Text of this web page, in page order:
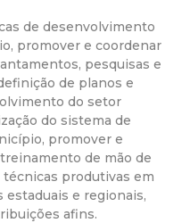
de desenvolvimento
promover e coordenar
pesquisas e
de planos e
do setor
do sistema de
promover e
de mão de
produtivas em
e regionais,
afins.